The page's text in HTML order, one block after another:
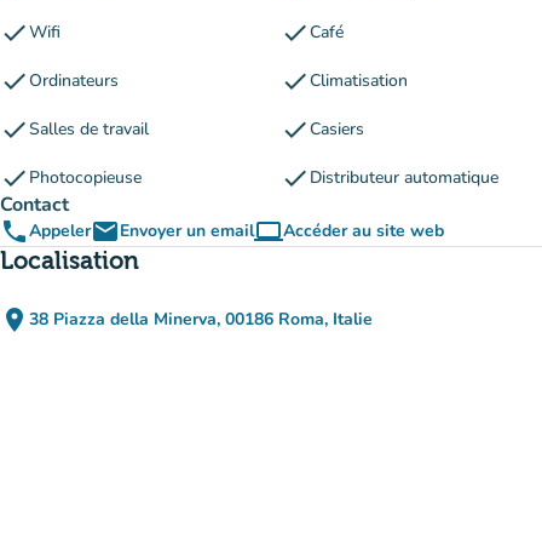
checkWifi checkCafé
checkOrdinateurs checkClimatisation
checkSalles de travail checkCasiers
check Photocopieuse check Distributeur automatique
Contact
phoneAppeleremailEnvoyer un emailcomputerAccéder au site web
(nouvel onglet)
Localisation
place 38 Piazza della Minerva, 00186 Roma, Italie
(ouvrir dans Google Maps)
(nouvel onglet)